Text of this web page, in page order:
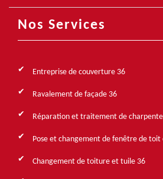
Nos Services
Entreprise de couverture 36
Ravalement de façade 36
Réparation et traitement de
Pose et changement de fenêtre de toit
Changement de toiture et tuile 36